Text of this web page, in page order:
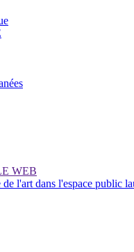
WEB
l'art dans l'espace public